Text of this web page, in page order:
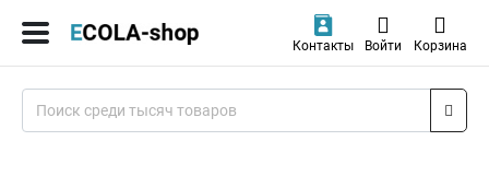
Контакты Войти Корзина